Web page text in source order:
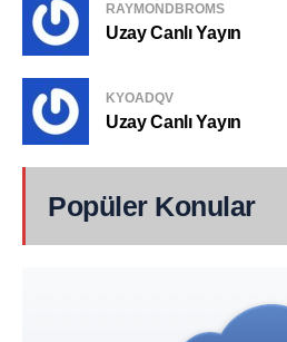
RAYMONDBROMS
Uzay Canlı Yayın
KYOADQV
Uzay Canlı Yayın
Popüler Konular